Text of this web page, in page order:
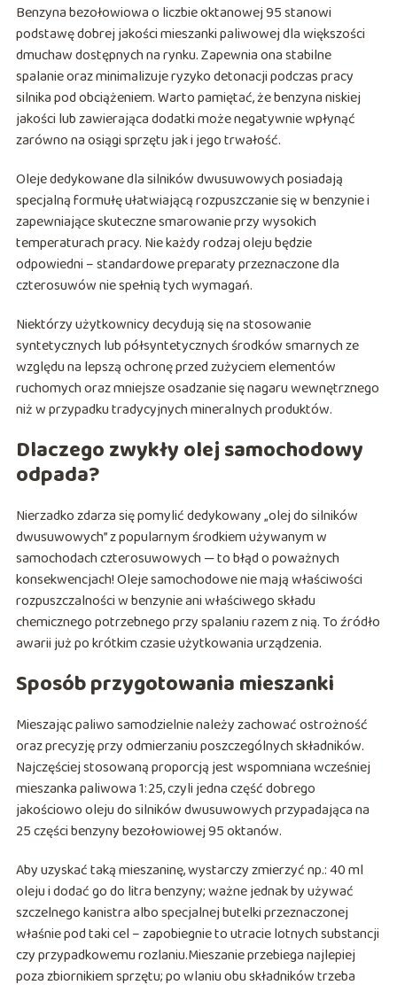
Benzyna bezołowiowa o liczbie oktanowej 95 stanowi
podstawę dobrej jakości mieszanki paliwowej dla większości
dmuchaw dostępnych na rynku. Zapewnia ona stabilne
spalanie oraz minimalizuje ryzyko detonacji podczas pracy
silnika pod obciążeniem. Warto pamiętać, że benzyna niskiej
jakości lub zawierająca dodatki może negatywnie wpłynąć
zarówno na osiągi sprzętu jak i jego trwałość.
Oleje dedykowane dla silników dwusuwowych posiadają
specjalną formułę ułatwiającą rozpuszczanie się w benzynie i
zapewniające skuteczne smarowanie przy wysokich
temperaturach pracy. Nie każdy rodzaj oleju będzie
odpowiedni – standardowe preparaty przeznaczone dla
czterosuwów nie spełnią tych wymagań.
Niektórzy użytkownicy decydują się na stosowanie
syntetycznych lub półsyntetycznych środków smarnych ze
względu na lepszą ochronę przed zużyciem elementów
ruchomych oraz mniejsze osadzanie się nagaru wewnętrznego
niż w przypadku tradycyjnych mineralnych produktów.
Dlaczego zwykły olej samochodowy
odpada?
Nierzadko zdarza się pomylić dedykowany „olej do silników
dwusuwowych” z popularnym środkiem używanym w
samochodach czterosuwowych — to błąd o poważnych
konsekwencjach! Oleje samochodowe nie mają właściwości
rozpuszczalności w benzynie ani właściwego składu
chemicznego potrzebnego przy spalaniu razem z nią. To źródło
awarii już po krótkim czasie użytkowania urządzenia.
Sposób przygotowania mieszanki
Mieszając paliwo samodzielnie należy zachować ostrożność
oraz precyzję przy odmierzaniu poszczególnych składników.
Najczęściej stosowaną proporcją jest wspomniana wcześniej
mieszanka paliwowa 1:25, czyli jedna część dobrego
jakościowo oleju do silników dwusuwowych przypadająca na
25 części benzyny bezołowiowej 95 oktanów.
Aby uzyskać taką mieszaninę, wystarczy zmierzyć np.: 40 ml
oleju i dodać go do litra benzyny; ważne jednak by używać
szczelnego kanistra albo specjalnej butelki przeznaczonej
właśnie pod taki cel – zapobiegnie to utracie lotnych substancji
czy przypadkowemu rozlaniu.Mieszanie przebiega najlepiej
poza zbiornikiem sprzętu; po wlaniu obu składników trzeba